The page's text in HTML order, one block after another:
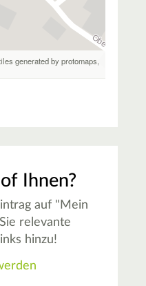
generated by protomaps,
Ihnen?
auf "Mein
relevante
hinzu!